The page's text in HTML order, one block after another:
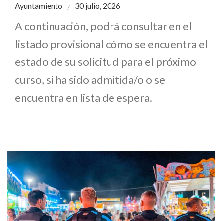
Ayuntamiento 30 julio, 2026
A continuación, podrá consultar en el
listado provisional cómo se encuentra el
estado de su solicitud para el próximo
curso, si ha sido admitida/o o se
encuentra en lista de espera.